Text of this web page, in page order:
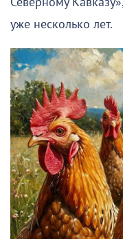
уже несколько лет.